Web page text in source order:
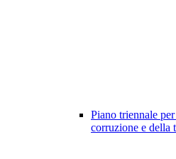
Piano triennale
corruzione e della